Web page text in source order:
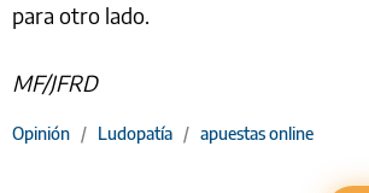
para otro lado.
MF/JFRD
Opinión / Ludopatía / apuestas online